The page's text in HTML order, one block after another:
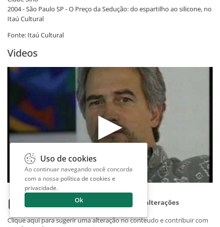
2004 - São Paulo SP - O Preço da Sedução: do espartilho ao silicone, no
Itaú Cultural
Fonte: Itaú Cultural
Videos
Você tem sugestões, informações ou alterações
Clique aqui para sugerir uma alteração no conteudo e contribuir com
Uso de cookies
Ao continuar navegando você concorda
com a nossa política de cookies e
privacidade.
Ok